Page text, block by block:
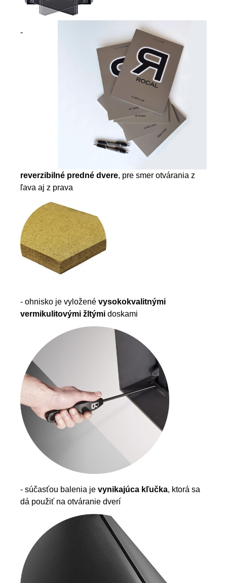
-
reverzibilné predné dvere, pre smer otvárania z
ľava aj z prava
- ohnisko je vyložené vysokokvalitnými
vermikulitovými žltými doskami
- súčasťou balenia je vynikajúca kľučka, ktorá sa
dá použiť na otváranie dverí